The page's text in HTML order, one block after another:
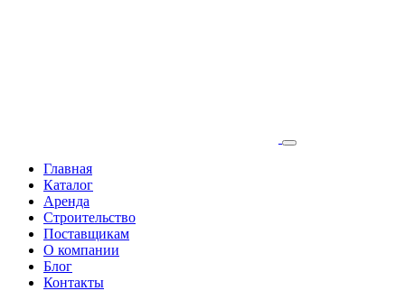
Главная
Каталог
Аренда
Строительство
Поставщикам
О компании
Блог
Контакты